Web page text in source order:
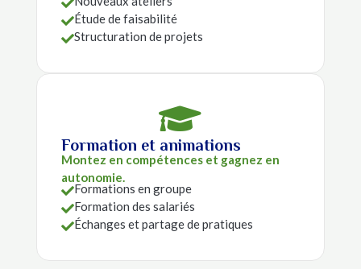

Étude de faisabilité
Structuration de projets

Formation et animations
Montez en compétences et gagnez en
autonomie.
Formations en groupe
Formation des salariés
Échanges et partage de pratiques